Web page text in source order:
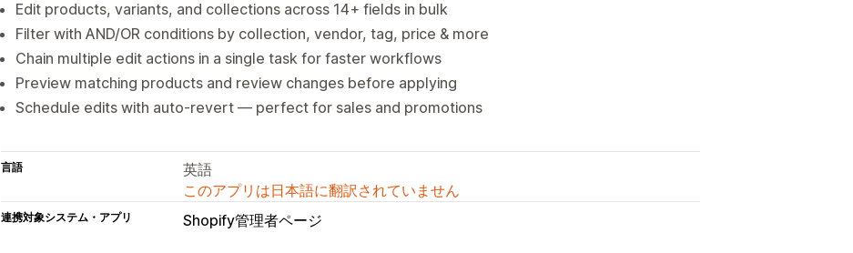
Edit products, variants, and collections across 14+ fields in bulk
Filter with AND/OR conditions by collection, vendor, tag, price & more
Chain multiple edit actions in a single task for faster workflows
Preview matching products and review changes before applying
Schedule edits with auto-revert — perfect for sales and promotions
言語
英語
このアプリは日本語に翻訳されていません
連携対象システム・アプリ Shopify管理者ページ